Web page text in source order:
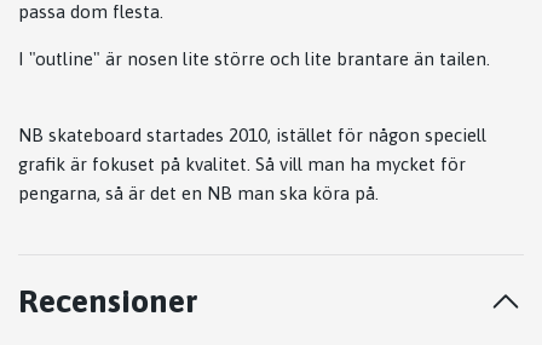
passa dom flesta.
I "outline" är nosen lite större och lite brantare än tailen.
NB skateboard startades 2010, istället för någon speciell
grafik är fokuset på kvalitet. Så vill man ha mycket för
pengarna, så är det en NB man ska köra på.
Recensioner